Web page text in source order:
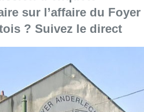
l'article "Une commission
bruxelloise : une